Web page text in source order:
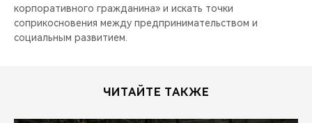
корпоративного гражданина» и искать точки
соприкосновения между предпринимательством и
социальным развитием.
ЧИТАЙТЕ ТАКЖЕ